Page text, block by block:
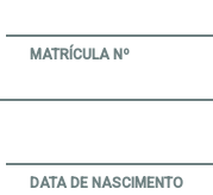
MATRÍCULA Nº
DATA DE NASCIMENTO